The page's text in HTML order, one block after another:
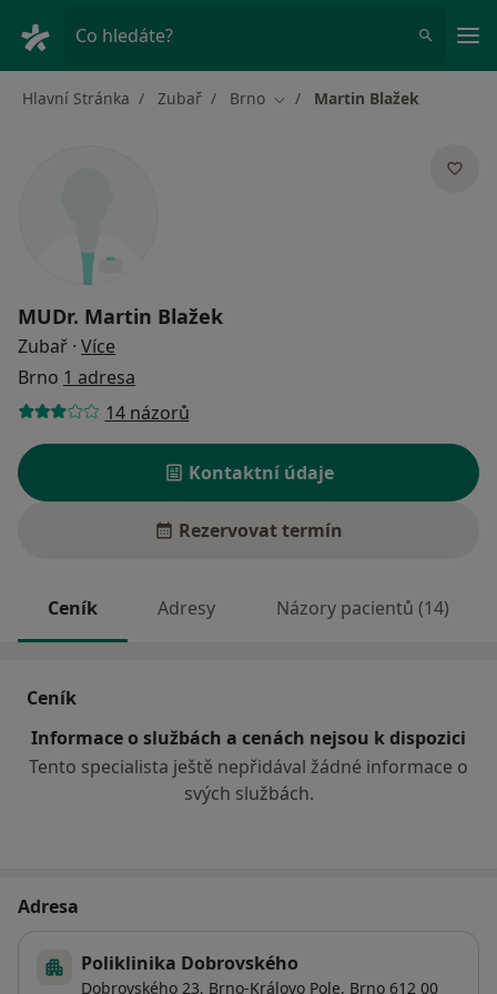
Co hledáte?
Hlavní Stránka Zubař Brno Změna města
Martin Blažek
MUDr. Martin Blažek
Zubař · Více
Brno 1 adresa
14 názorů
Kontaktní údaje
Rezervovat termín
Ceník Adresy Názory pacientů (14)
Ceník
Informace o službách a cenách nejsou k dispozici
Tento specialista ještě nepřidával žádné informace o
svých službách.
Adresa
Poliklinika Dobrovského
Dobrovského 23, Brno-Královo Pole, Brno 612 00